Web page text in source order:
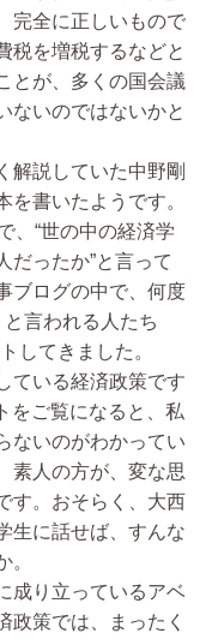
完全に正しいもので
税を増税するなどと
とが、多くの国会議
ないのではないかと
解説していた中野剛
書いたようです。
、“世の中の経済学
だったか”と言って
ブログの中で、何度
言われる人たち
してきました。
ている経済政策です
をご覧になると、私
ないのがわかってい
素人の方が、変な思
す。おそらく、大西
生に話せば、すんな
。
成り立っているアベ
政策では、まったく